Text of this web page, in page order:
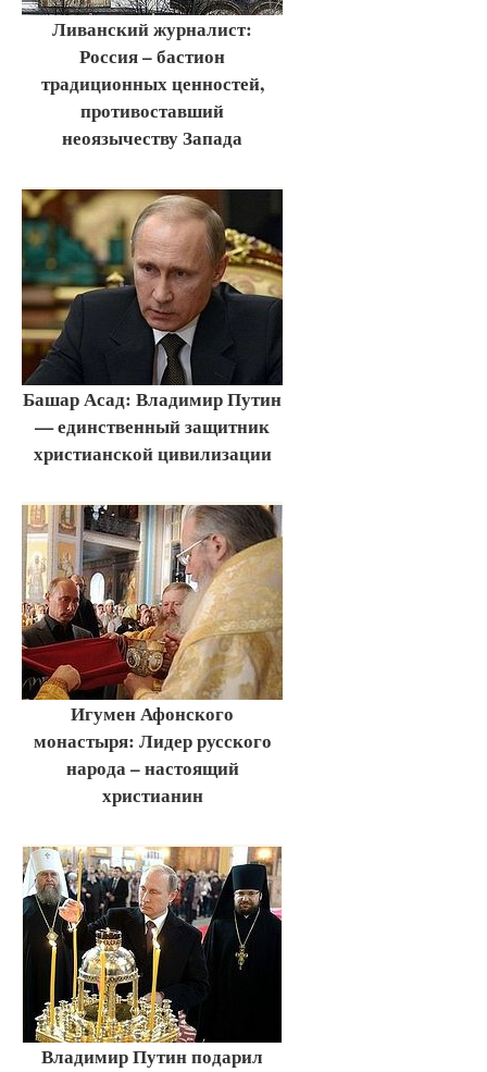
Ливанский журналист:
Россия – бастион
традиционных ценностей,
противоставший
неоязычеству Запада
Башар Асад: Владимир Путин
— единственный защитник
христианской цивилизации
Игумен Афонского
монастыря: Лидер русского
народа – настоящий
христианин
Владимир Путин подарил